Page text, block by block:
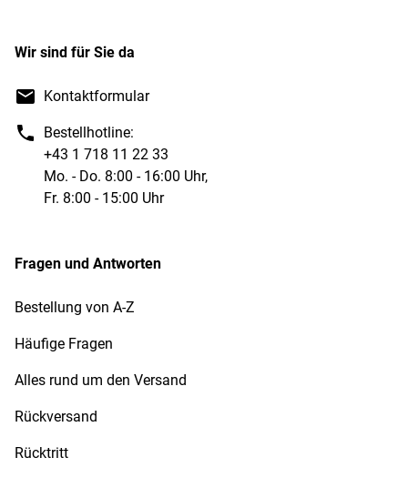
Wir sind für Sie da
Kontaktformular
Bestellhotline:
+43 1 718 11 22 33
Mo. - Do. 8:00 - 16:00 Uhr,
Fr. 8:00 - 15:00 Uhr
Fragen und Antworten
Bestellung von A-Z
Häufige Fragen
Alles rund um den Versand
Rückversand
Rücktritt